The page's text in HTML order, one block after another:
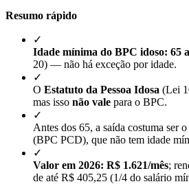
Resumo rápido
✓
Idade mínima do BPC idoso: 65
20) — não há exceção por idade.
✓
O Estatuto da Pessoa Idosa (Lei
mas isso não vale para o BPC.
✓
Antes dos 65, a saída costuma ser o
(BPC PCD), que não tem idade
✓
Valor em 2026: R$ 1.621/mês;
de até R$ 405,25 (1/4 do salário